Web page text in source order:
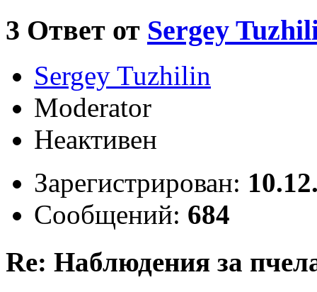
3 Ответ от Sergey
Sergey Tuzhilin
Moderator
Неактивен
Зарегистрирован:
Сообщений: 684
Re: Наблюдения за